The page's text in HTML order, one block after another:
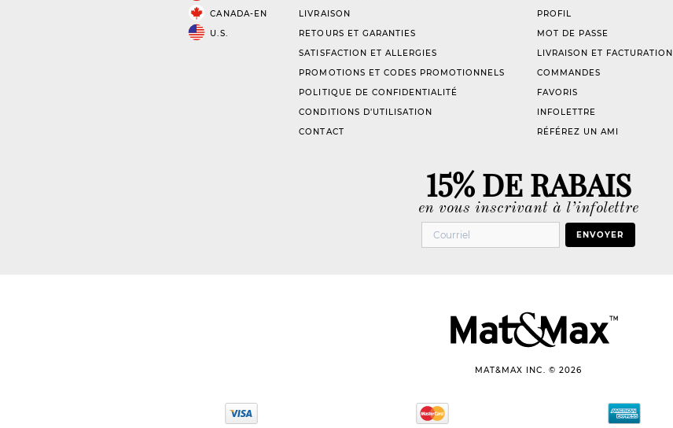
CANADA-EN
U.S.
LIVRAISON
RETOURS ET GARANTIES
SATISFACTION ET ALLERGIES
PROMOTIONS ET CODES PROMOTIONNELS
POLITIQUE DE CONFIDENTIALITÉ
CONDITIONS D’UTILISATION
CONTACT
PROFIL
MOT DE PASSE
LIVRAISON ET FACTURATION
COMMANDES
FAVORIS
INFOLETTRE
RÉFÉREZ UN AMI
15% DE RABAIS
en vous inscrivant à l’infolettre
ENVOYER
MAT&MAX INC. © 2026